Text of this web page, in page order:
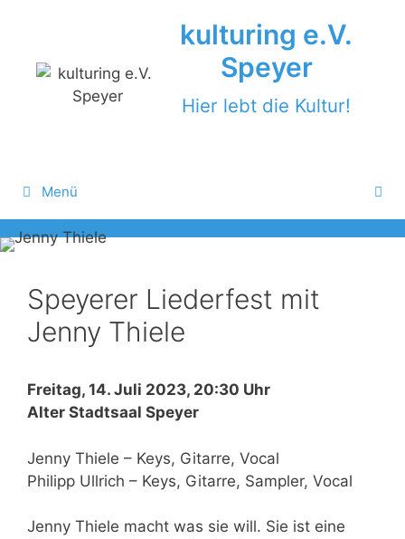
kulturing e.V.
Speyer
Hier lebt die Kultur!
Menü
Speyerer Liederfest mit
Jenny Thiele
Freitag, 14. Juli 2023, 20:30 Uhr
Alter Stadtsaal Speyer
Jenny Thiele – Keys, Gitarre, Vocal
Philipp Ullrich – Keys, Gitarre, Sampler, Vocal
Jenny Thiele macht was sie will. Sie ist eine